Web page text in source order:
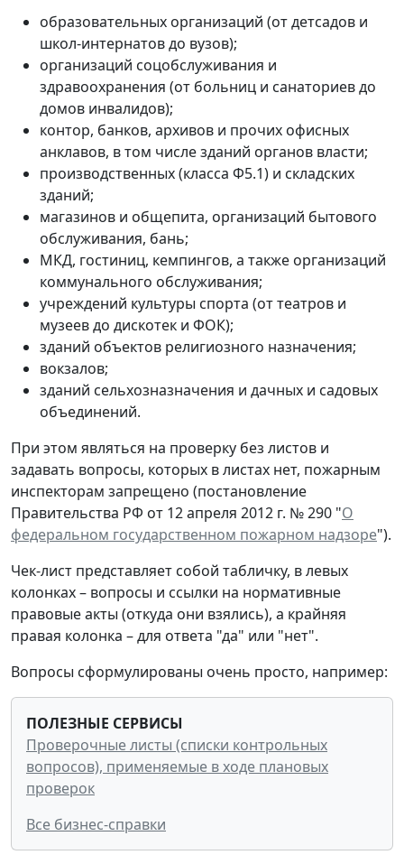
образовательных организаций (от детсадов и
школ-интернатов до вузов);
организаций соцобслуживания и
здравоохранения (от больниц и санаториев до
домов инвалидов);
контор, банков, архивов и прочих офисных
анклавов, в том числе зданий органов власти;
производственных (класса Ф5.1) и складских
зданий;
магазинов и общепита, организаций бытового
обслуживания, бань;
МКД, гостиниц, кемпингов, а также организаций
коммунального обслуживания;
учреждений культуры спорта (от театров и
музеев до дискотек и ФОК);
зданий объектов религиозного назначения;
вокзалов;
зданий сельхозназначения и дачных и садовых
объединений.
При этом являться на проверку без листов и
задавать вопросы, которых в листах нет, пожарным
инспекторам запрещено (постановление
Правительства РФ от 12 апреля 2012 г. № 290 "О
федеральном государственном пожарном надзоре").
Чек-лист представляет собой табличку, в левых
колонках – вопросы и ссылки на нормативные
правовые акты (откуда они взялись), а крайняя
правая колонка – для ответа "да" или "нет".
Вопросы сформулированы очень просто, например:
ПОЛЕЗНЫЕ СЕРВИСЫ
Проверочные листы (списки контрольных
вопросов), применяемые в ходе плановых
проверок
Все бизнес-справки